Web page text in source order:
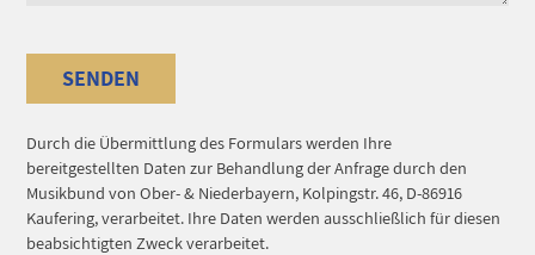
SENDEN
Durch die Übermittlung des Formulars werden Ihre
bereitgestellten Daten zur Behandlung der Anfrage durch den
Musikbund von Ober- & Niederbayern, Kolpingstr. 46, D-86916
Kaufering, verarbeitet. Ihre Daten werden ausschließlich für diesen
beabsichtigten Zweck verarbeitet.